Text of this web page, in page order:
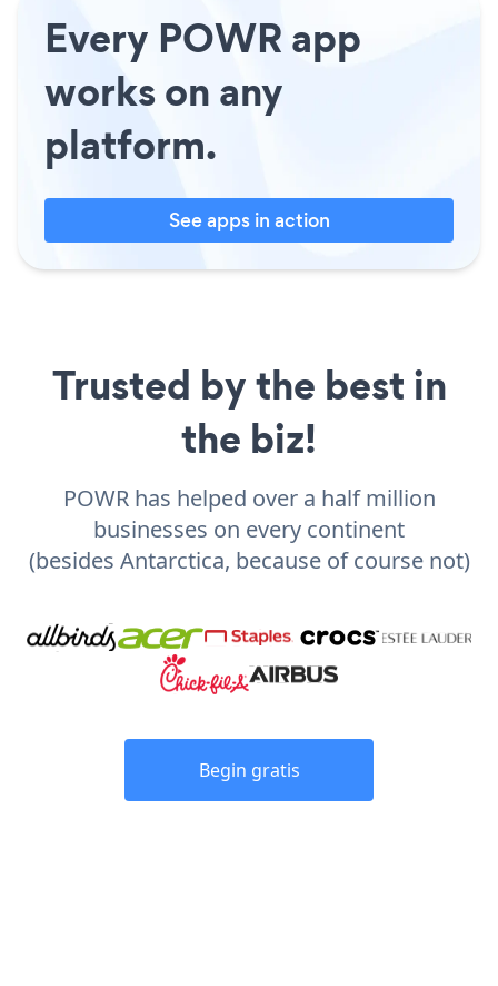
Every POWR app
works on any
platform.
See apps in action
Trusted by the best in
the biz!
POWR has helped over a half million
businesses on every continent
(besides Antarctica, because of course not)
Begin gratis